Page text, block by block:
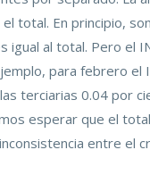
total. En principio,
igual al total. Pero el
para febrero el
terciarias 0.04 por
esperar que el
entre el